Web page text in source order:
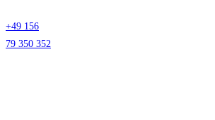
+49 156
79 350 352